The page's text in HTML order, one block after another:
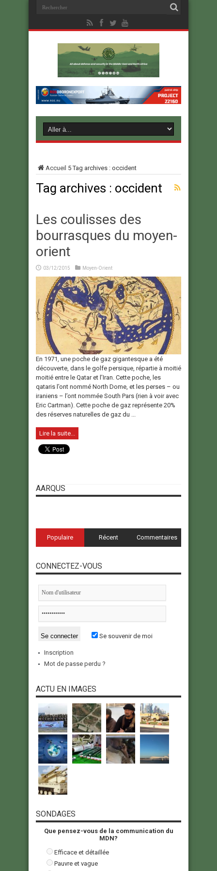
Accueil 5Tag archives : occident
Tag archives : occident
Les coulisses des
bourrasques du moyen-
orient
03/12/2015 Moyen-Orient
En 1971, une poche de gaz gigantesque a été
découverte, dans le golfe persique, répartie à moitié
moitié entre le Qatar et l’Iran. Cette poche, les
qataris l’ont nommé North Dome, et les perses – ou
iraniens – l’ont nommée South Pars (rien à voir avec
Eric Cartman). Cette poche de gaz représente 20%
des réserves naturelles de gaz du ...
Lire la suite...
AARQUS
Populaire Récent Commentaires
CONNECTEZ-VOUS
Se souvenir de moi
Inscription
Mot de passe perdu ?
ACTU EN IMAGES
SONDAGES
Que pensez-vous de la communication du
MDN?
Efficace et détaillée
Pauvre et vague